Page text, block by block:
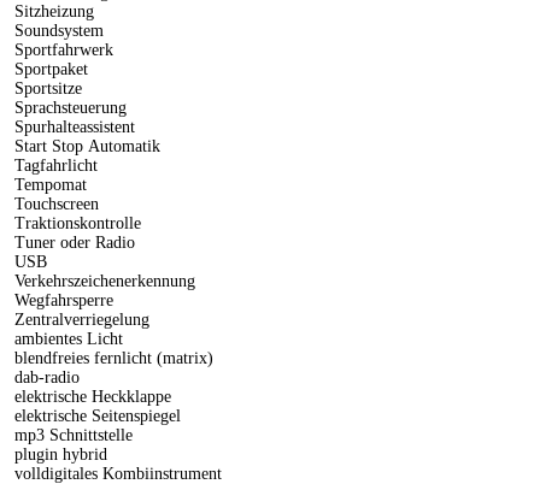
Sitzheizung
Soundsystem
Sportfahrwerk
Sportpaket
Sportsitze
Sprachsteuerung
Spurhalteassistent
Start Stop Automatik
Tagfahrlicht
Tempomat
Touchscreen
Traktionskontrolle
Tuner oder Radio
USB
Verkehrszeichenerkennung
Wegfahrsperre
Zentralverriegelung
ambientes Licht
blendfreies fernlicht (matrix)
dab-radio
elektrische Heckklappe
elektrische Seitenspiegel
mp3 Schnittstelle
plugin hybrid
volldigitales Kombiinstrument